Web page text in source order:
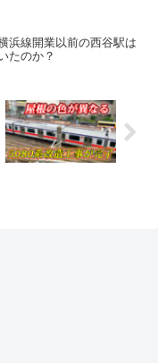
浜線開業以前の西谷駅は
たのか？